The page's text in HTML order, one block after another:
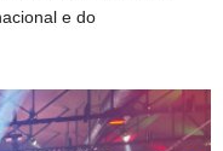
e do